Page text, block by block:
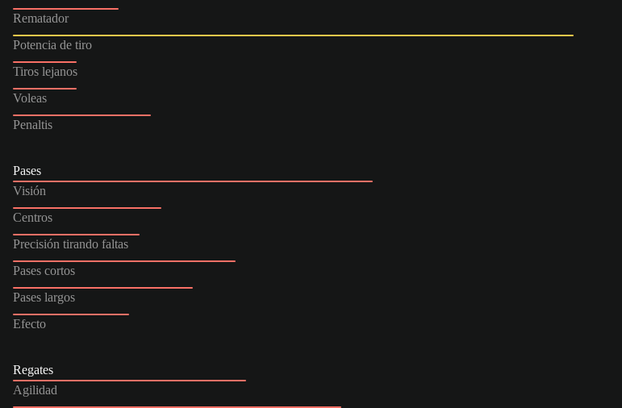
Rematador
Potencia de tiro
Tiros lejanos
Voleas
Penaltis
Pases
Visión
Centros
Precisión tirando faltas
Pases cortos
Pases largos
Efecto
Regates
Agilidad